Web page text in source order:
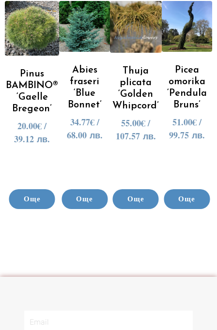
Pinus
BAMBINO®
‘Gaelle
Bregeon’
20.00€/
39.12 лв.
Още
Abies
fraseri
‘Blue
Bonnet’
34.77€/
68.00 лв.
Още
Thuja
plicata
‘Golden
Whipcord’
55.00€/
107.57 лв.
Още
Picea
omorika
‘Pendula
Bruns’
51.00€/
99.75 лв.
Още